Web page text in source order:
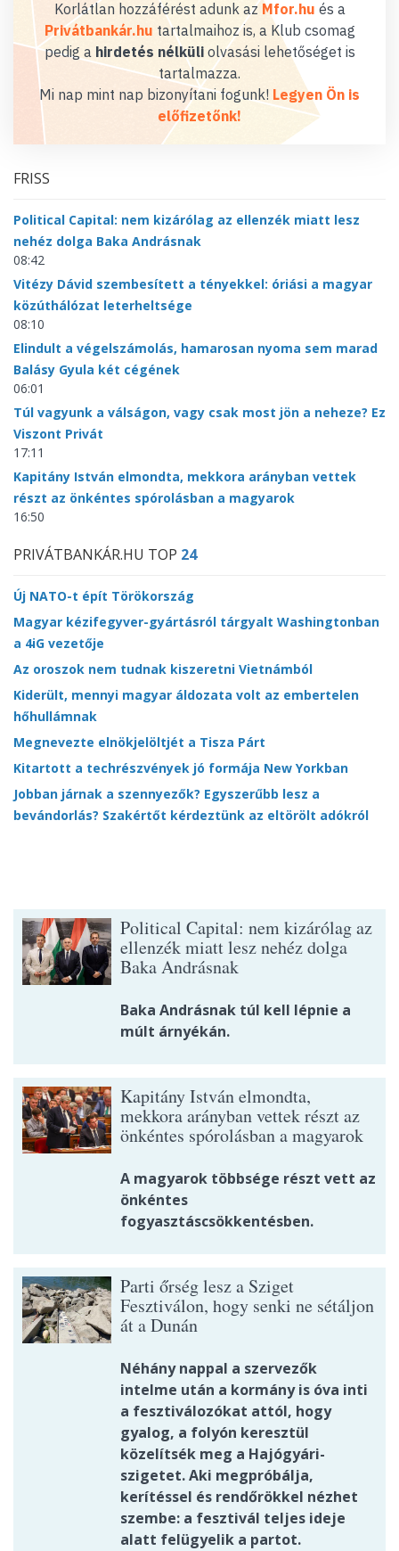
Korlátlan hozzáférést adunk az Mfor.hu és a
Privátbankár.hu tartalmaihoz is, a Klub csomag
pedig a hirdetés nélküliolvasási lehetőséget is
tartalmazza.
Mi nap mint nap bizonyítani fogunk! Legyen Ön is
előfizetőnk!
FRISS
Political Capital: nem kizárólag az ellenzék miatt lesz
nehéz dolga Baka Andrásnak
08:42
Vitézy Dávid szembesített a tényekkel: óriási a magyar
közúthálózat leterheltsége
08:10
Elindult a végelszámolás, hamarosan nyoma sem marad
Balásy Gyula két cégének
06:01
Túl vagyunk a válságon, vagy csak most jön a neheze? Ez
Viszont Privát
17:11
Kapitány István elmondta, mekkora arányban vettek
részt az önkéntes spórolásban a magyarok
16:50
PRIVÁTBANKÁR.HU TOP 24
Új NATO-t épít Törökország
Magyar kézifegyver-gyártásról tárgyalt Washingtonban
a 4iG vezetője
Az oroszok nem tudnak kiszeretni Vietnámból
Kiderült, mennyi magyar áldozata volt az embertelen
hőhullámnak
Megnevezte elnökjelöltjét a Tisza Párt
Kitartott a techrészvények jó formája New Yorkban
Jobban járnak a szennyezők? Egyszerűbb lesz a
bevándorlás? Szakértőt kérdeztünk az eltörölt adókról
Political Capital: nem kizárólag az
ellenzék miatt lesz nehéz dolga
Baka Andrásnak
Baka Andrásnak túl kell lépnie a
múlt árnyékán.
Kapitány István elmondta,
mekkora arányban vettek részt az
önkéntes spórolásban a magyarok
A magyarok többsége részt vett az
önkéntes
fogyasztáscsökkentésben.
Parti őrség lesz a Sziget
Fesztiválon, hogy senki ne sétáljon
át a Dunán
Néhány nappal a szervezők
intelme után a kormány is óva inti
a fesztiválozókat attól, hogy
gyalog, a folyón keresztül
közelítsék meg a Hajógyári-
szigetet. Aki megpróbálja,
kerítéssel és rendőrökkel nézhet
szembe: a fesztivál teljes ideje
alatt felügyelik a partot.